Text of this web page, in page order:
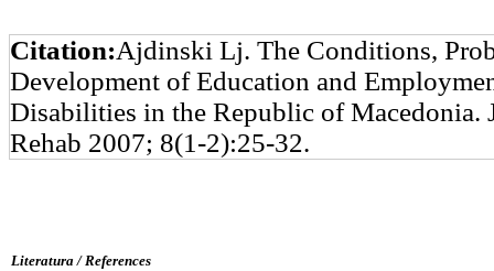
Citation:Ajdinski Lj. The Conditions,
Development of Education and
Disabilities in the Republic of Macedonia.
Rehab 2007; 8(1-2):25-32.
Literatura /References